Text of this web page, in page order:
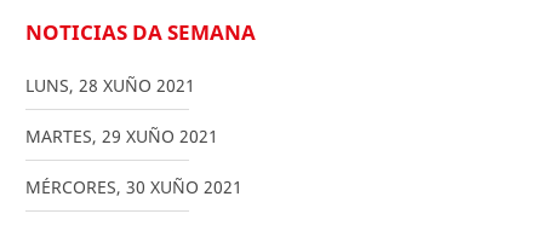
NOTICIAS DA SEMANA
LUNS, 28 XUÑO 2021
MARTES, 29 XUÑO 2021
MÉRCORES, 30 XUÑO 2021